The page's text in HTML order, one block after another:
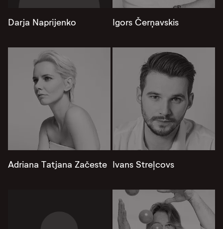
Darja Naprijenko Igors Čerņavskis
Adriana Tatjana Začeste Ivans Streļcovs